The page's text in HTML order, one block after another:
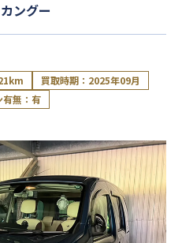
ングー
買取時期：2025年09月
有無：有